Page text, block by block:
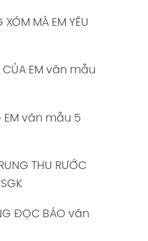
MÀ EM YÊU
CỦA EM văn mẫu
EM văn mẫu 5
THU RƯỚC
ĐỌC BÁO văn